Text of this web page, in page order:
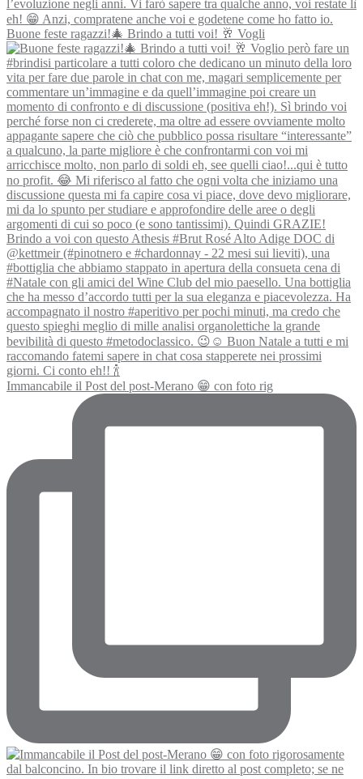
Buone feste ragazzi!🎄 Brindo a tutti voi! 🥂 Vogli
Immancabile il Post del post-Merano 😁 con foto rig